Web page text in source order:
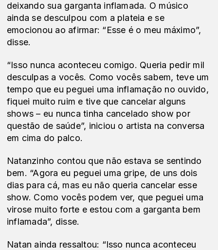
deixando sua garganta inflamada. O músico
ainda se desculpou com a plateia e se
emocionou ao afirmar: “Esse é o meu máximo”,
disse.
“Isso nunca aconteceu comigo. Queria pedir mil
desculpas a vocês. Como vocês sabem, teve um
tempo que eu peguei uma inflamação no ouvido,
fiquei muito ruim e tive que cancelar alguns
shows – eu nunca tinha cancelado show por
questão de saúde”, iniciou o artista na conversa
em cima do palco.
Natanzinho contou que não estava se sentindo
bem. “Agora eu peguei uma gripe, de uns dois
dias para cá, mas eu não queria cancelar esse
show. Como vocês podem ver, que peguei uma
virose muito forte e estou com a garganta bem
inflamada”, disse.
Natan ainda ressaltou: “Isso nunca aconteceu